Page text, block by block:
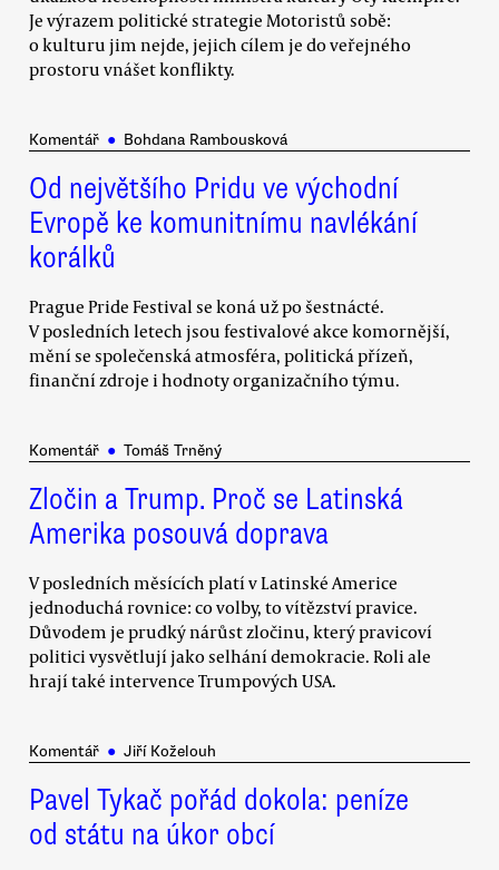
Je výrazem politické strategie Motoristů sobě:
o kulturu jim nejde, jejich cílem je do veřejného
prostoru vnášet konflikty.
Komentář ● Bohdana Rambousková
Od největšího Pridu ve východní
Evropě ke komunitnímu navlékání
korálků
Prague Pride Festival se koná už po šestnácté.
V posledních letech jsou festivalové akce komornější,
mění se společenská atmosféra, politická přízeň,
finanční zdroje i hodnoty organizačního týmu.
Komentář ● Tomáš Trněný
Zločin a Trump. Proč se Latinská
Amerika posouvá doprava
V posledních měsících platí v Latinské Americe
jednoduchá rovnice: co volby, to vítězství pravice.
Důvodem je prudký nárůst zločinu, který pravicoví
politici vysvětlují jako selhání demokracie. Roli ale
hrají také intervence Trumpových USA.
Komentář ● Jiří Koželouh
Pavel Tykač pořád dokola: peníze
od státu na úkor obcí